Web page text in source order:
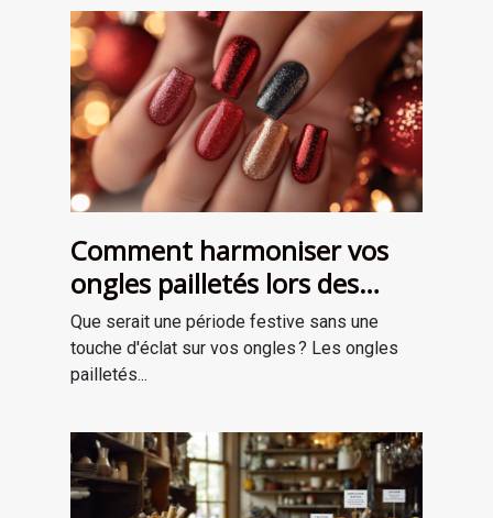
Comment harmoniser vos
ongles pailletés lors des
fêtes ?
Que serait une période festive sans une
touche d'éclat sur vos ongles ? Les ongles
pailletés...